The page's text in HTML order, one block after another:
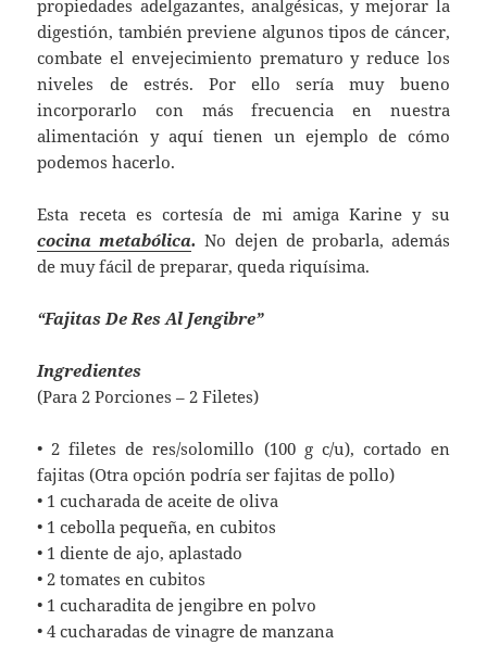
propiedades adelgazantes, analgésicas, y mejorar la
digestión, también previene algunos tipos de cáncer,
combate el envejecimiento prematuro y reduce los
niveles de estrés. Por ello sería muy bueno
incorporarlo con más frecuencia en nuestra
alimentación y aquí tienen un ejemplo de cómo
podemos hacerlo.
Esta receta es cortesía de mi amiga Karine y su
cocina metabólica. No dejen de probarla, además
de muy fácil de preparar, queda riquísima.
“Fajitas De Res Al Jengibre”
Ingredientes
(Para 2 Porciones – 2 Filetes)
• 2 filetes de res/solomillo (100 g c/u), cortado en
fajitas (Otra opción podría ser fajitas de pollo)
• 1 cucharada de aceite de oliva
• 1 cebolla pequeña, en cubitos
• 1 diente de ajo, aplastado
• 2 tomates en cubitos
• 1 cucharadita de jengibre en polvo
• 4 cucharadas de vinagre de manzana